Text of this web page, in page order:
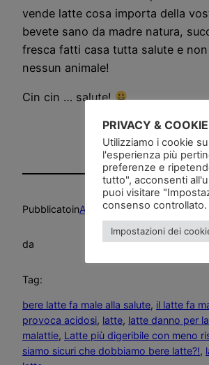
vende latte cosa importa della
bevete sano da madre natura,
fresca fatti casa tutta salute e non
nessun animale!
Cin cin … salute!
PubblicatoinAlimentazione, Deliri, News
da
Tag:
bere latte fa male alla salute, il latte fa
provoca acidosi, latte, latte danno per
malattie, Latte più digeribile con meno
siamo sicuri che dobbiamo bere latte?!,
PRIVACY &
Utilizziamo i cookie
l'esperienza più
preferenze e
tutto", acconsenti
puoi visitare
consenso controllato.
Impostazioni dei